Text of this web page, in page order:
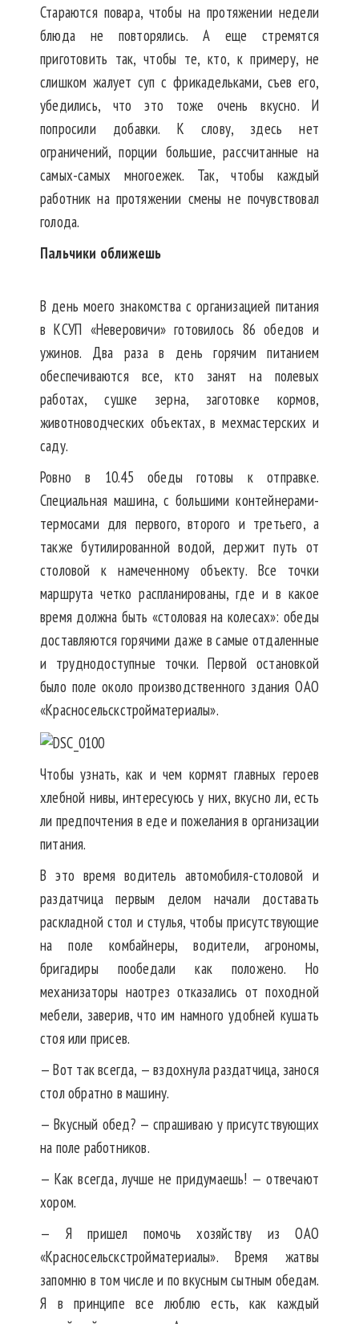
Стараются повара, чтобы на протяжении недели
блюда не повторялись. А еще стремятся
приготовить так, чтобы те, кто, к примеру, не
слишком жалует суп с фрикадельками, съев его,
убедились, что это тоже очень вкусно. И
попросили добавки. К слову, здесь нет
ограничений, порции большие, рассчитанные на
самых-самых многоежек. Так, чтобы каждый
работник на протяжении смены не почувствовал
голода.
Пальчики оближешь
В день моего знакомства с организацией питания
в КСУП «Неверовичи» готовилось 86 обедов и
ужинов. Два раза в день горячим питанием
обеспечиваются все, кто занят на полевых
работах, сушке зерна, заготовке кормов,
животноводческих объектах, в мехмастерских и
саду.
Ровно в 10.45 обеды готовы к отправке.
Специальная машина, с большими контейнерами-
термосами для первого, второго и третьего, а
также бутилированной водой, держит путь от
столовой к намеченному объекту. Все точки
маршрута четко распланированы, где и в какое
время должна быть «столовая на колесах»: обеды
доставляются горячими даже в самые отдаленные
и труднодоступные точки. Первой остановкой
было поле около производственного здания ОАО
«Красносельскстройматериалы».
Чтобы узнать, как и чем кормят главных героев
хлебной нивы, интересуюсь у них, вкусно ли, есть
ли предпочтения в еде и пожелания в организации
питания.
В это время водитель автомобиля-столовой и
раздатчица первым делом начали доставать
раскладной стол и стулья, чтобы присутствующие
на поле комбайнеры, водители, агрономы,
бригадиры пообедали как положено. Но
механизаторы наотрез отказались от походной
мебели, заверив, что им намного удобней кушать
стоя или присев.
— Вот так всегда, — вздохнула раздатчица, занося
стол обратно в машину.
— Вкусный обед? — спрашиваю у присутствующих
на поле работников.
— Как всегда, лучше не придумаешь! — отвечают
хором.
— Я пришел помочь хозяйству из ОАО
«Красносельскстройматериалы». Время жатвы
запомню в том числе и по вкусным сытным обедам.
Я в принципе все люблю есть, как каждый